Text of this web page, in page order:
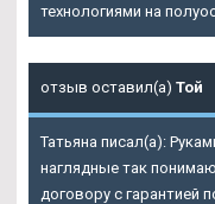
технологиями на
отзыв оставил(а) Той
Татьяна писал(а):
наглядные так
договору с гарантией